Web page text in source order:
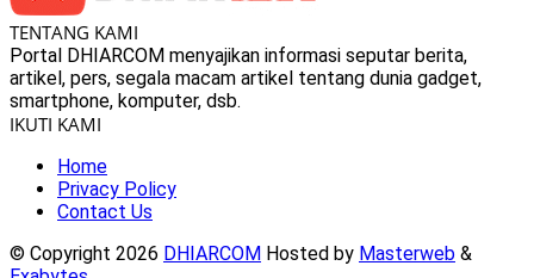
TENTANG KAMI
Portal DHIARCOM menyajikan informasi seputar berita,
artikel, pers, segala macam artikel tentang dunia gadget,
smartphone, komputer, dsb.
IKUTI KAMI
Home
Privacy Policy
Contact Us
© Copyright 2026 DHIARCOM Hosted by Masterweb &